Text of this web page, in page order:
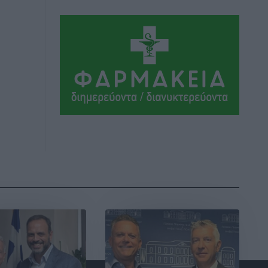
Κατταβιά: Πρόεδρος ο Μανώλης
Φραντζής, απέκτησε τον νεαρό
Καρακασιάν
Αθλητικά• πριν 12 ώρες
Ηρακλής Μαριτσών: “Πρώτη” με δύο
πριν 13 ώρες
Ανατροπές στη Δημοτική Επιτροπή